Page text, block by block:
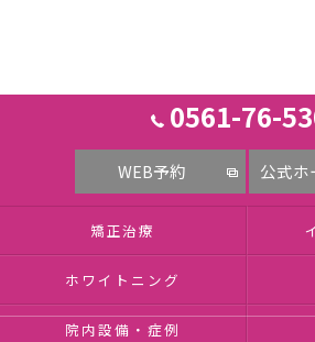
0561-76-
WEB予約 公式ホ
矯正治療
ホワイトニング
院内設備・症例